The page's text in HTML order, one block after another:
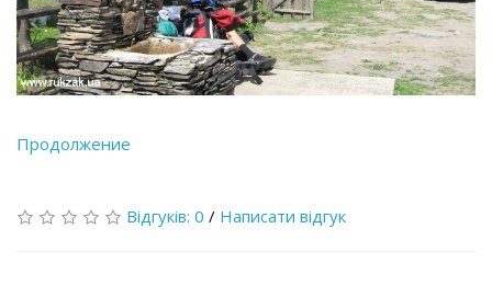
Продолжение
Відгуків: 0 / Написати відгук